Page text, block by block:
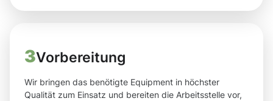
3Vorbereitung
Wir bringen das benötigte Equipment in höchster
Qualität zum Einsatz und bereiten die Arbeitsstelle vor,